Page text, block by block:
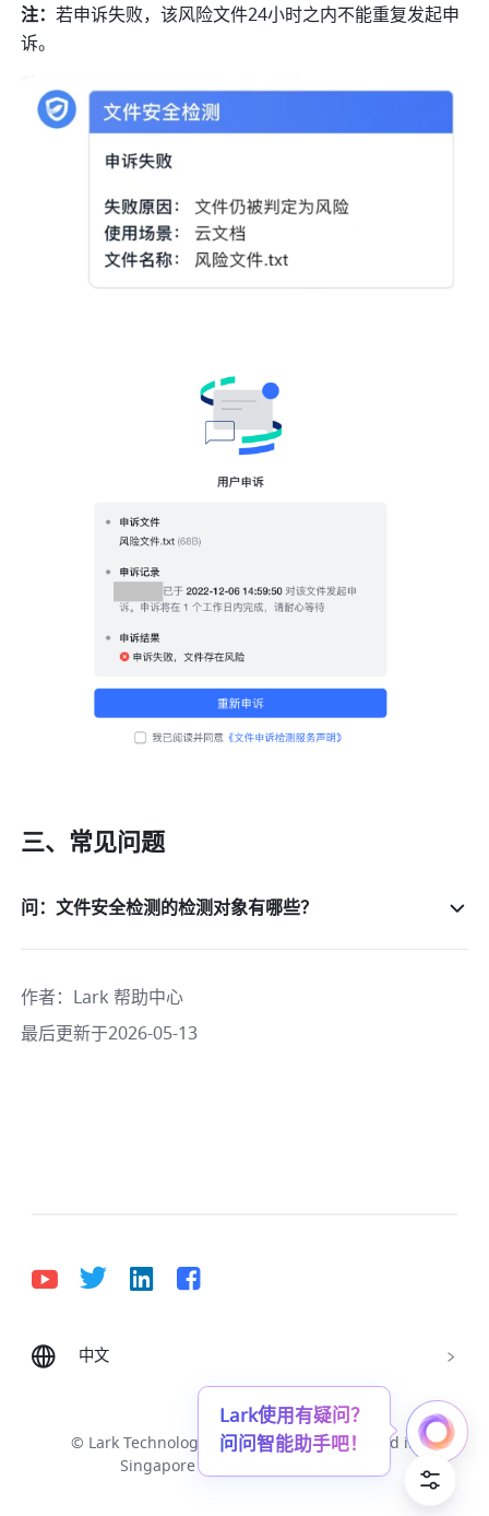
注：若申诉失败，该风险文件24小时之内不能重复发起申
诉。
三、常见问题
问：文件安全检测的检测对象有哪些？
作者： Lark 帮助中心
最后更新于2026-05-13
中文
Deutsch English
Português (Brasil)
Tiếng Việt
ไทย 한국어 日本語
中文
© Lark Technologies Pte. Ltd. Headquartered in
Singapore with offices worldwide.